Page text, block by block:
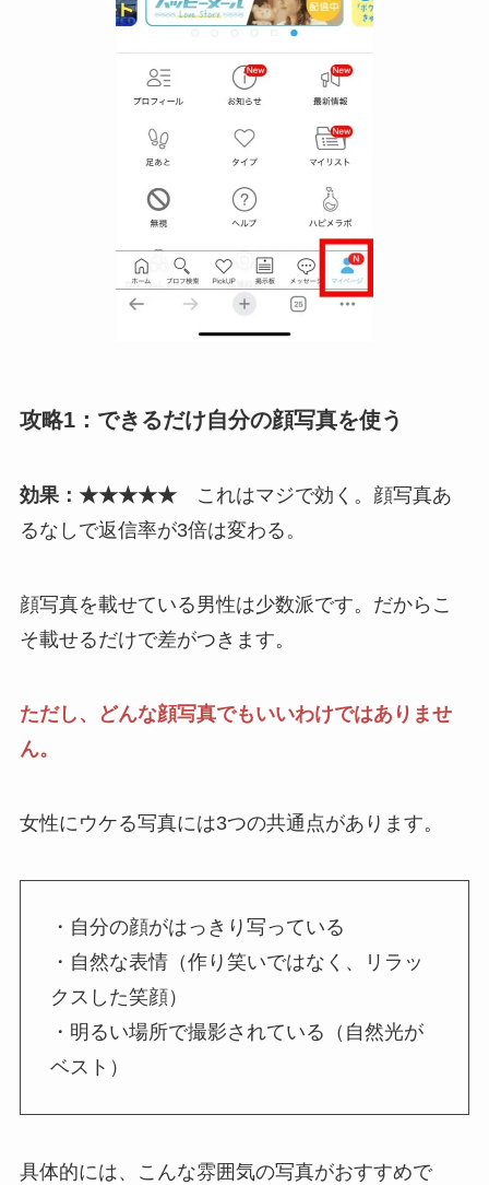
攻略1：できるだけ自分の顔写真を使う
効果：★★★★★これはマジで効く。顔写真あ
るなしで返信率が3倍は変わる。
顔写真を載せている男性は少数派です。だからこ
そ載せるだけで差がつきます。
ただし、どんな顔写真でもいいわけではありませ
ん。
女性にウケる写真には3つの共通点があります。
・自分の顔がはっきり写っている
・自然な表情（作り笑いではなく、リラッ
クスした笑顔）
・明るい場所で撮影されている（自然光が
ベスト）
具体的には、こんな雰囲気の写真がおすすめで